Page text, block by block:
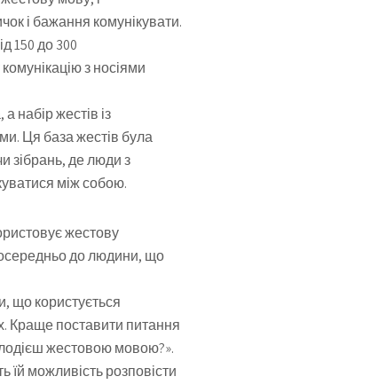
і бажання комунікувати.
150 до 300
з носіями
набір жестів із
Ця база жестів була
зібрань, де люди з
між собою.
жестову
до людини, що
що користується
Краще поставити питання
жестовою мовою?».
їй можливість розповісти